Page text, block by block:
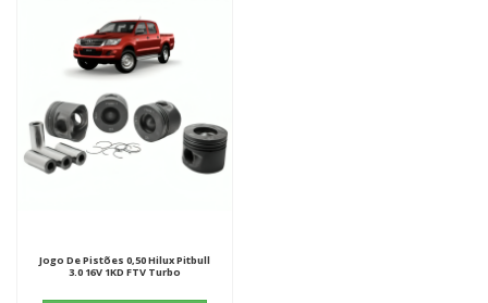
Jogo De Pistões 0,50 Hilux Pitbull
3.0 16V 1KD FTV Turbo